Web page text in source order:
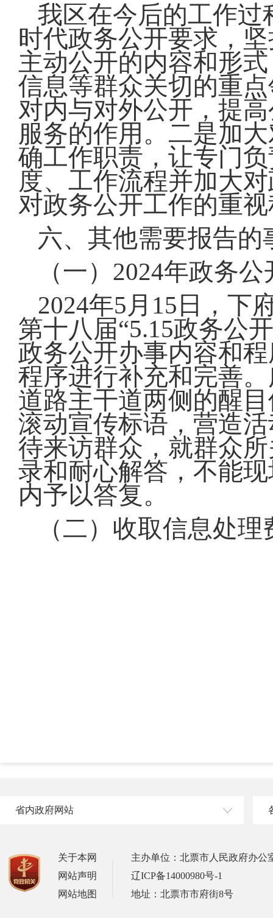
我区在今后的工作
时代政务公开要求，
主动公开的内容和形
信息等群众关切的重
对内与对外公开，提
服务的作用。二是加
确工作职责 ，让专门
度、工作流程并加大
对政务公开工作的重
六、其他需要报告的
（一）2024年政务
2024年5月15日，下
第十八届“5.15政务公
政务公开办事内容和
程序进行补充和完善
道路主干道两侧的醒
滚动宣传标语，营造
待来访群众，就群众
录和耐心解答，不能
内予以答复。
（二）收取信息处理
省内政府网站
关于本网
网站声明
网站地图
主办单位：北票市人民政府办公
辽ICP备14000980号-1
地址：北票市市府街8号